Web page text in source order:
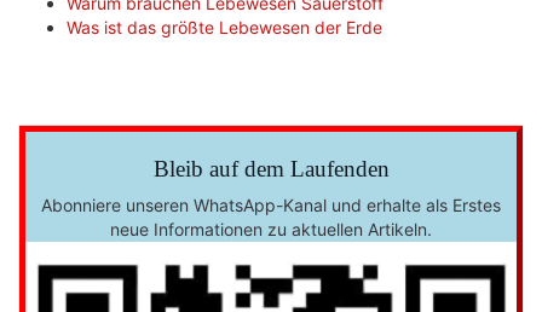
Was ist das größte Lebewesen der Erde
Bleib auf dem Laufenden
Abonniere unseren WhatsApp-Kanal und erhalte als Erstes
neue Informationen zu aktuellen Artikeln.